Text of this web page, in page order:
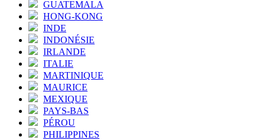
GUATEMALA
HONG-KONG
INDE
INDONÉSIE
IRLANDE
ITALIE
MARTINIQUE
MAURICE
MEXIQUE
PAYS-BAS
PÉROU
PHILIPPINES